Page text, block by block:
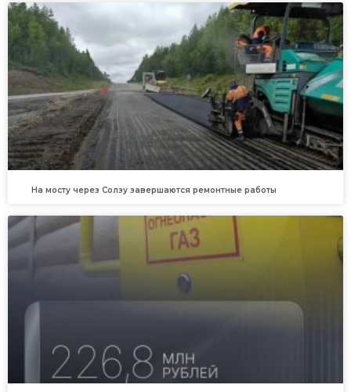
На мосту через Солзу завершаются ремонтные работы